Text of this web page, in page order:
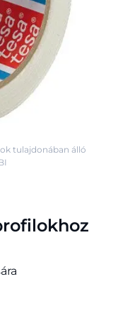
tulajdonában álló